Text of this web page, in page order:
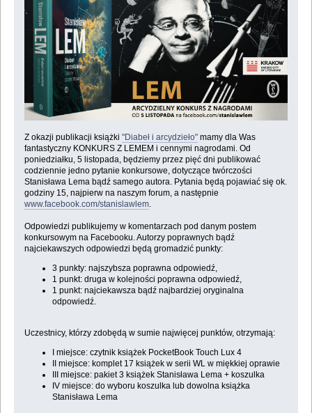
Z okazji publikacji książki "Diabeł i arcydzieło"mamy dla Was
fantastyczny KONKURS Z LEMEM i cennymi nagrodami. Od
poniedziałku, 5 listopada, będziemy przez pięć dni publikować
codziennie jedno pytanie konkursowe, dotyczące twórczości
Stanisława Lema bądź samego autora. Pytania będą pojawiać się ok.
godziny 15, najpierw na naszym forum, a następnie
www.facebook.com/stanislawlem.
Odpowiedzi publikujemy w komentarzach pod danym postem
konkursowym na Facebooku. Autorzy poprawnych bądź
najciekawszych odpowiedzi będą gromadzić punkty:
3 punkty: najszybsza poprawna odpowiedź,
1 punkt: druga w kolejności poprawna odpowiedź,
1 punkt: najciekawsza bądź najbardziej oryginalna
odpowiedź.
Uczestnicy, którzy zdobędą w sumie najwięcej punktów, otrzymają:
I miejsce: czytnik książek PocketBook Touch Lux 4
II miejsce: komplet 17 książek w serii WL w miękkiej oprawie
III miejsce: pakiet 3 książek Stanisława Lema + koszulka
IV miejsce: do wyboru koszulka lub dowolna książka
Stanisława Lema